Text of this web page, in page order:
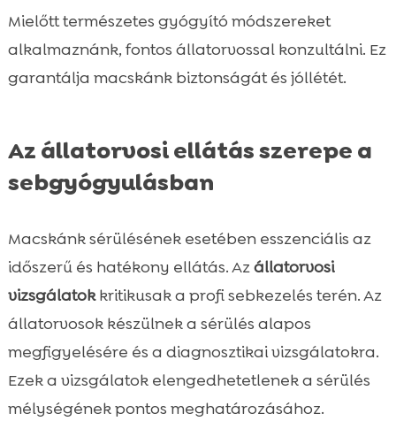
Mielőtt természetes gyógyító módszereket
alkalmaznánk, fontos állatorvossal konzultálni. Ez
garantálja macskánk biztonságát és jóllétét.
Az állatorvosi ellátás szerepe a
sebgyógyulásban
Macskánk sérülésének esetében esszenciális az
időszerű és hatékony ellátás. Azállatorvosi
vizsgálatokkritikusak a profi sebkezelés terén. Az
állatorvosok készülnek a sérülés alapos
megfigyelésére és a diagnosztikai vizsgálatokra.
Ezek a vizsgálatok elengedhetetlenek a sérülés
mélységének pontos meghatározásához.